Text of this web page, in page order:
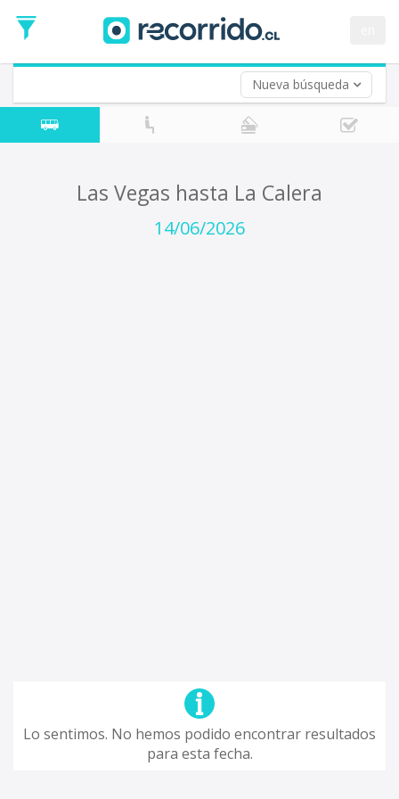
Nueva búsqueda
de
Ida
Vuelta (opcional)
Fecha
de
Las Vegas hasta La Calera
14/06/2026
Lo sentimos. No hemos podido encontrar resultados
para esta fecha.